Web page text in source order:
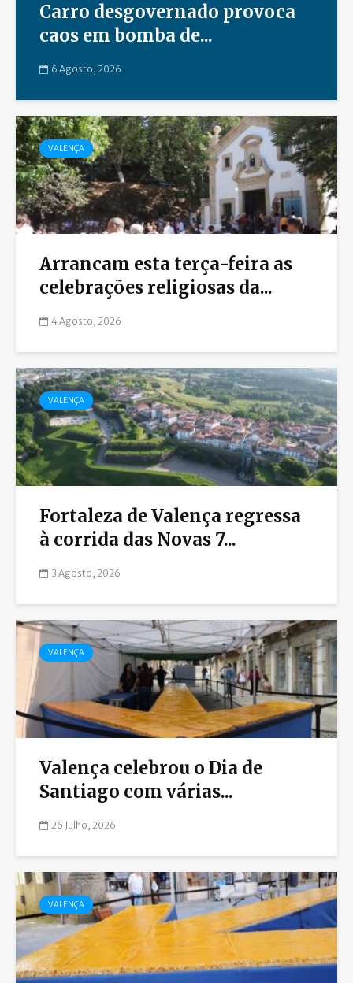
Carro desgovernado provoca
caos em bomba de...
6 Agosto, 2026
VALENÇA
Arrancam esta terça-feira as
celebrações religiosas da...
4 Agosto, 2026
VALENÇA
Fortaleza de Valença regressa
à corrida das Novas 7...
3 Agosto, 2026
VALENÇA
Valença celebrou o Dia de
Santiago com várias...
26 Julho, 2026
VALENÇA